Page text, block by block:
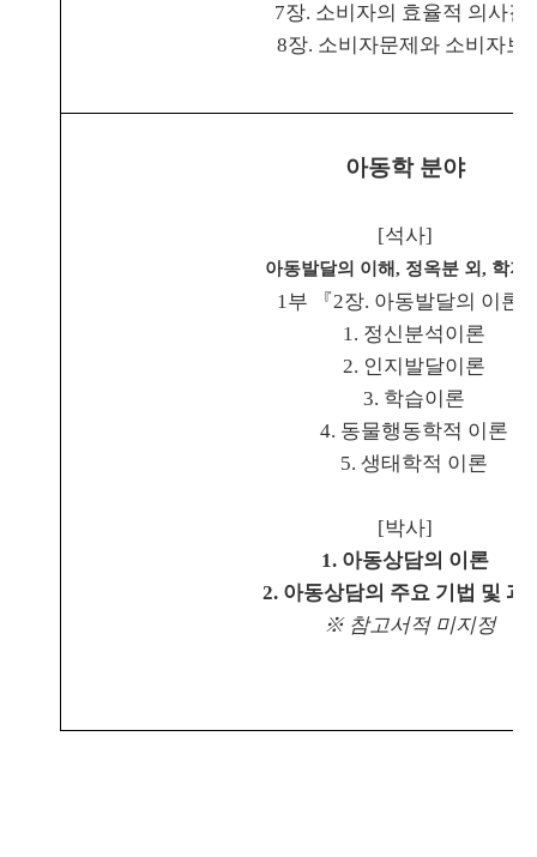
7장. 소비자의 효율적 의사결
8장. 소비자문제와 소비자보
아동학 분야
[석사]
아동발달의 이해, 정옥분 외, 학지
1부 『2장. 아동발달의 이론
1. 정신분석이론
2. 인지발달이론
3. 학습이론
4. 동물행동학적 이론
5. 생태학적 이론
[박사]
1. 아동상담의 이론
2. 아동상담의 주요 기법 및 과
※ 참고서적 미지정